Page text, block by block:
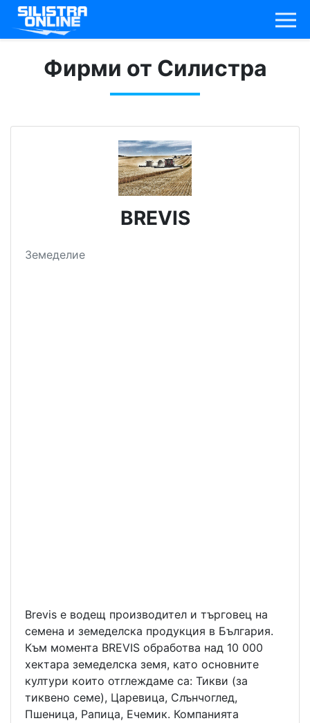
Фирми от Силистра
BREVIS
Земеделие
Brevis е водещ производител и търговец на
семена и земеделска продукция в България.
Към момента BREVIS обработва над 10 000
хектара земеделска земя, като основните
култури които отглеждаме са: Тикви (за
тиквено семе), Царевица, Слънчоглед,
Пшеница, Рапица, Ечемик. Компанията